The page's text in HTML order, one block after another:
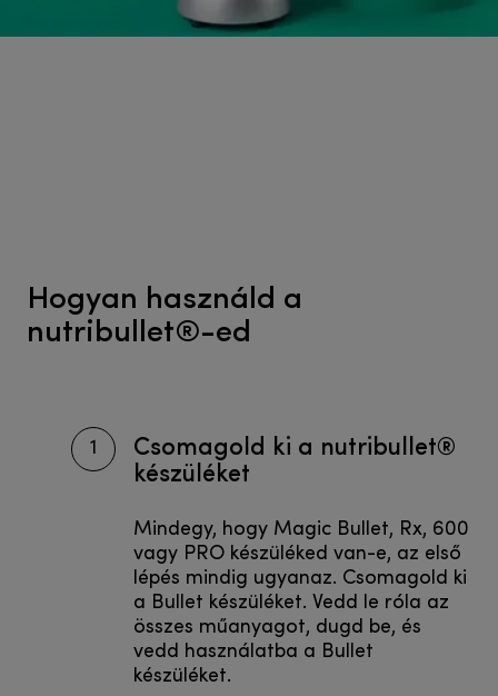
Hogyan használd a
nutribullet®-ed
1
Csomagold ki a nutribullet®
készüléket
Mindegy, hogy Magic Bullet, Rx, 600
vagy PRO készüléked van-e, az első
lépés mindig ugyanaz. Csomagold ki
a Bullet készüléket. Vedd le róla az
összes műanyagot, dugd be, és
vedd használatba a Bullet
készüléket.